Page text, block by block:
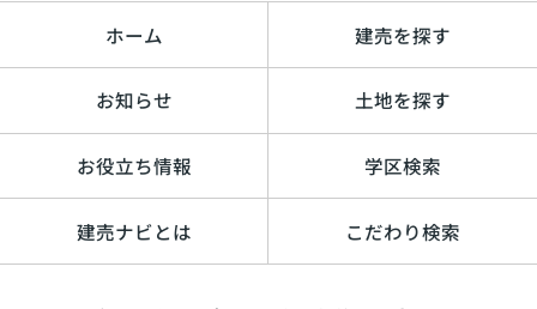
ホーム 建売を探す
お知らせ 土地を探す
お役立ち情報 学区検索
建売ナビとは こだわり検索